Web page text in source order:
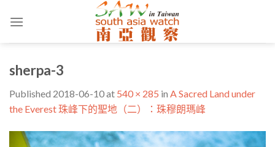
sherpa-3
Published 2018-06-10at 540 × 285 in A Sacred Land under
the Everest 珠峰下的聖地（二）：珠穆朗瑪峰